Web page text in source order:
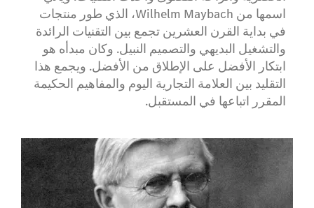
اسمها من Wilhelm Maybach، الذي طور منتجات
في بداية القرن العشرين تجمع بين التقنيات الرائدة
والتشغيل البديهي والتصميم النبيل. وكان مبدأه هو
ابتكار الأفضل على الإطلاق من الأفضل. ويجمع هذا
التقليد بين العلامة التجارية اليوم والمفاهيم الحكيمة
المقرر اتباعها في المستقبل.